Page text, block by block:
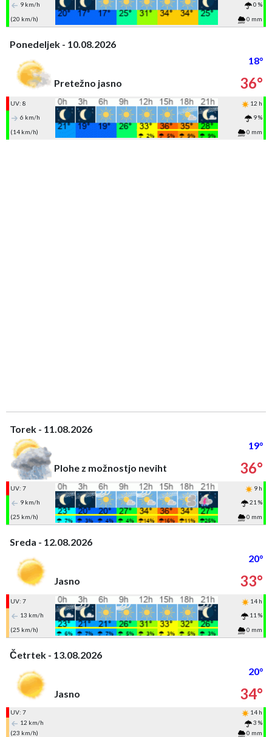
9 km/h
0 %
(20 km/h)
0 mm
Ponedeljek - 10.08.2026
18°
Pretežno jasno
36°
UV: 8
12 h
6 km/h
9 %
(14 km/h)
0 mm
Torek - 11.08.2026
19°
Plohe z možnostjo neviht
36°
UV: 7
9 h
9 km/h
21 %
(25 km/h)
0 mm
Sreda - 12.08.2026
20°
Jasno
33°
UV: 7
14 h
13 km/h
11 %
(25 km/h)
0 mm
Četrtek - 13.08.2026
20°
Jasno
34°
UV: 7
14 h
12 km/h
3 %
(23 km/h)
0 mm